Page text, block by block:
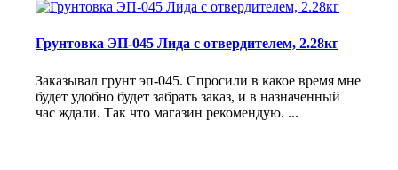
Грунтовка ЭП-045 Лида с отвердителем, 2.28кг
Заказывал грунт эп-045. Спросили в какое время мне
будет удобно будет забрать заказ, и в назначенный
час ждали. Так что магазин рекомендую. ...